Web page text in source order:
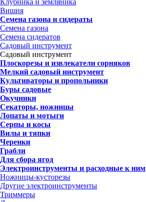
Клубника и земляника
Вишня
Семена газона и сидераты
Семена газона
Семена сидератов
Садовый инструмент
Садовый инструмент
Плоскорезы и извлекатели сорняков
Мелкий садовый инструмент
Культиваторы и пропольники
Буры садовые
Окучники
Секаторы, ножницы
Лопаты и мотыги
Серпы и косы
Вилы и тяпки
Черенки
Грабли
Для сбора ягод
Электроинструменты и расходные к ним
Ножницы-кусторезы
Другие электроинструменты
Триммеры